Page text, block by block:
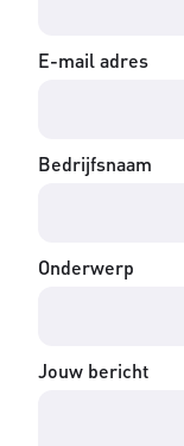
E-mail adres
Bedrijfsnaam
Onderwerp
Jouw bericht